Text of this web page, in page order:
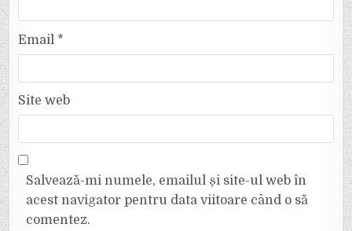
Email *
Site web
Salvează-mi numele, emailul și site-ul web în
acest navigator pentru data viitoare când o să
comentez.